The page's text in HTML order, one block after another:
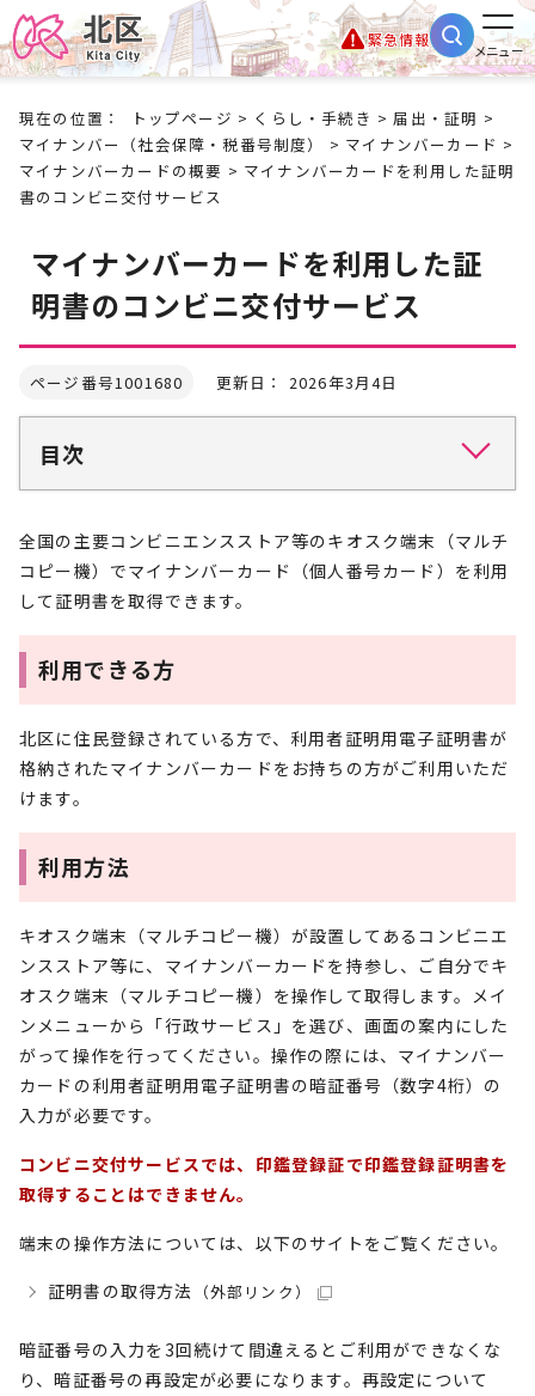
緊急情報
メニュー
現在の位置： トップページ > くらし・手続き >届出・証明 >
マイナンバー（社会保障・税番号制度）
> マイナンバーカード >
マイナンバーカードの概要 > マイナンバーカードを利用した証明
書のコンビニ交付サービス
マイナンバーカードを利用した証
明書のコンビニ交付サービス
ページ番号1001680 更新日： 2026年3月4日
目次
全国の主要コンビニエンスストア等のキオスク端末（マルチ
コピー機）でマイナンバーカード（個人番号カード）を利用
して証明書を取得できます。
利用できる方
北区に住民登録されている方で、利用者証明用電子証明書が
格納されたマイナンバーカードをお持ちの方がご利用いただ
けます。
利用方法
キオスク端末（マルチコピー機）が設置してあるコンビニエ
ンスストア等に、マイナンバーカードを持参し、ご自分でキ
オスク端末（マルチコピー機）を操作して取得します。メイ
ンメニューから「行政サービス」を選び、画面の案内にした
がって操作を行ってください。操作の際には、マイナンバー
カードの利用者証明用電子証明書の暗証番号（数字4桁）の
入力が必要です。
コンビニ交付サービスでは、印鑑登録証で印鑑登録証明書を
取得することはできません。
端末の操作方法については、以下のサイトをご覧ください。
証明書の取得方法
（外部リンク）
暗証番号の入力を3回続けて間違えるとご利用ができなくな
り、暗証番号の再設定が必要になります。再設定について